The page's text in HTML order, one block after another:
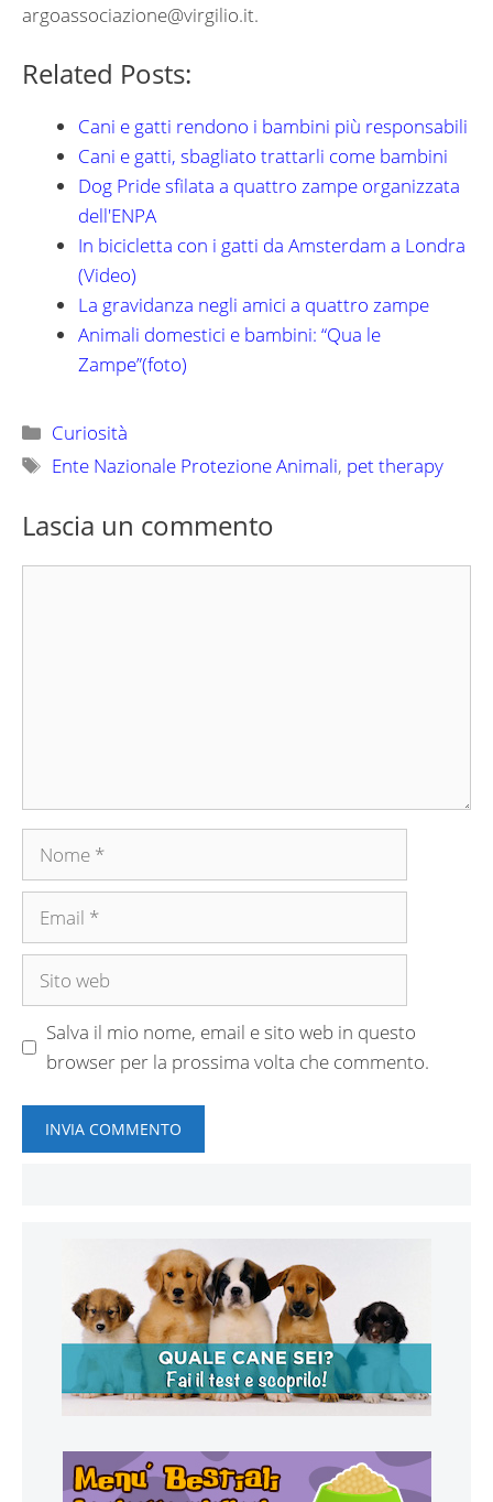
argoassociazione@virgilio.it.
Related Posts:
Cani e gatti rendono i bambini più responsabili
Cani e gatti, sbagliato trattarli come bambini
Dog Pride sfilata a quattro zampe organizzata
dell'ENPA
In bicicletta con i gatti da Amsterdam a Londra
(Video)
La gravidanza negli amici a quattro zampe
Animali domestici e bambini: “Qua le
Zampe”(foto)
Categorie
Curiosità
Tag
Ente Nazionale Protezione Animali, pet therapy
Lascia un commento
Nome
Email
Sito
Salva il mio nome, email e sito web in questo
browser per la prossima volta che commento.